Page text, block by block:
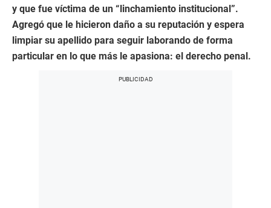
y que fue víctima de un “linchamiento institucional”.
Agregó que le hicieron daño a su reputación y espera
limpiar su apellido para seguir laborando de forma
particular en lo que más le apasiona: el derecho penal.